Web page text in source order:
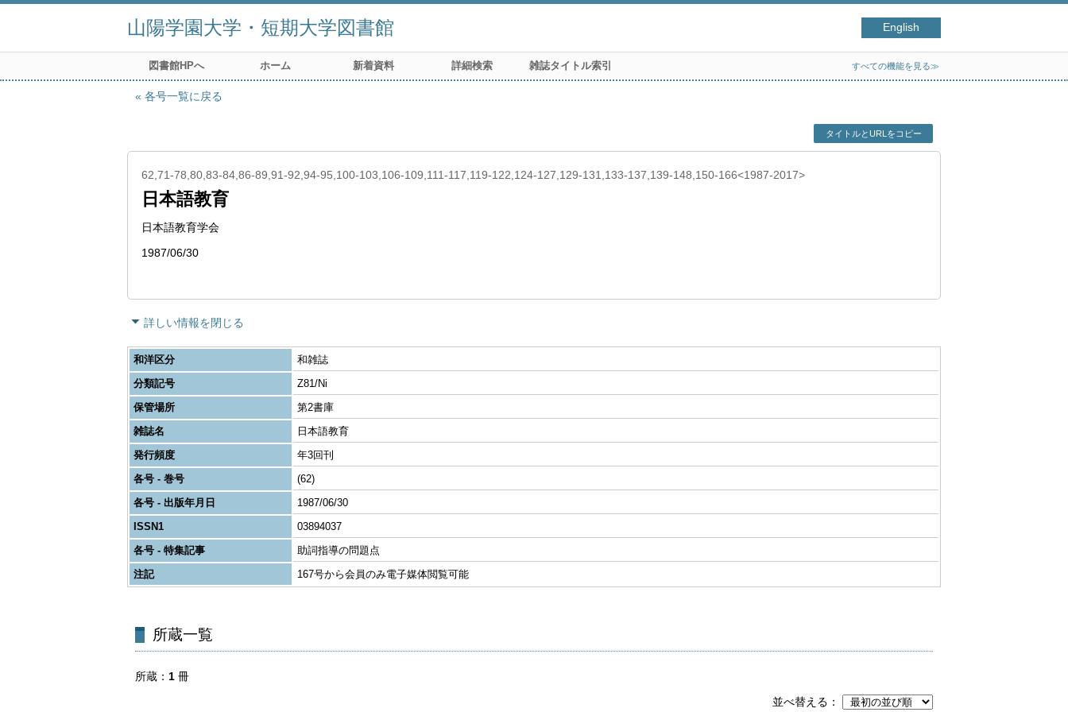
山陽学園大学・短期大学図書館 English
図書館HPへ ホーム 新着資料 詳細検索 雑誌タイトル索引 すべての機能を見る≫
各号一覧に戻る
タイトルとURLをコピー
62,71-78,80,83-84,86-89,91-92,94-95,100-103,106-109,111-117,119-122,124-127,129-131,133-137,139-148,150-166<1987-2017>
日本語教育
日本語教育学会
1987/06/30
詳しい情報を閉じる
和洋区分
和雑誌
分類記号
Z81/Ni
保管場所
第2書庫
雑誌名
日本語教育
発行頻度
年3回刊
各号 - 巻号
(62)
各号 - 出版年月日
1987/06/30
ISSN1
03894037
各号 - 特集記事
助詞指導の問題点
注記
167号から会員のみ電子媒体閲覧可能
所蔵一覧
所蔵 1 冊
並べ替える